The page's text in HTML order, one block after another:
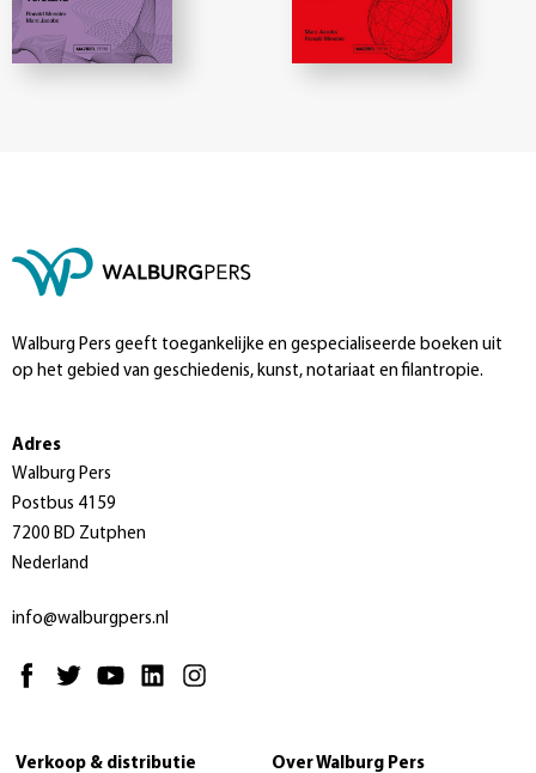
Walburg Pers geeft toegankelijke en gespecialiseerde boeken uit
op het gebied van geschiedenis, kunst, notariaat en filantropie.
Adres
Walburg Pers
Postbus 4159
7200 BD Zutphen
Nederland
info@walburgpers.nl
Verkoop & distributie Over Walburg Pers